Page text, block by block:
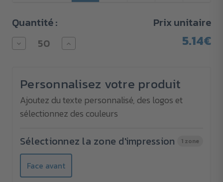
Quantité :
Diminuer
la
déroulant
Tomelloso
Augmenter
la
déroulant
Tomelloso
Prix unitaire
5.14€
Personnalisez votre produit
Ajoutez du texte personnalisé, des logos et
sélectionnez des couleurs
Sélectionnez la zone d'impression 1 zone
Face avant